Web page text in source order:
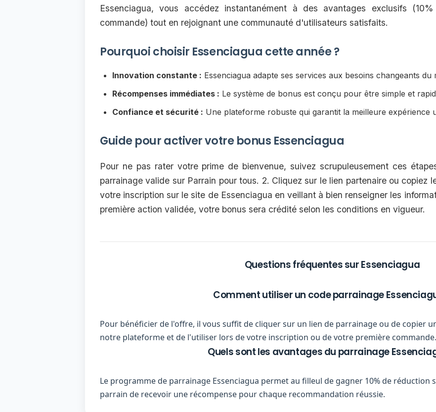
Essenciagua, vous accédez instantanément à des avantages exclusifs
commande) tout en rejoignant une communauté d'utilisateurs satisfaits.
Pourquoi choisir Essenciagua cette année ?
Innovation constante : Essenciagua adapte ses services aux besoins changeants du
Récompenses immédiates : Le système de bonus est conçu pour être simple et
Confiance et sécurité : Une plateforme robuste qui garantit la meilleure expérience
Guide pour activer votre bonus Essenciagua
Pour ne pas rater votre prime de bienvenue, suivez scrupuleusement ces
parrainage valide sur Parrain pour tous. 2. Cliquez sur le lien partenaire ou copiez
votre inscription sur le site de Essenciagua en veillant à bien renseigner les
première action validée, votre bonus sera crédité selon les conditions en vigueur.
Questions fréquentes sur Essenciagua
Comment utiliser un code parrainage
Pour bénéficier de l'offre, il vous suffit de cliquer sur un lien de parrainage ou de copier
notre plateforme et de l'utiliser lors de votre inscription ou de votre première commande.
Quels sont les avantages du parrainage
Le programme de parrainage Essenciagua permet au filleul de gagner 10% de réduction
parrain de recevoir une récompense pour chaque recommandation réussie.